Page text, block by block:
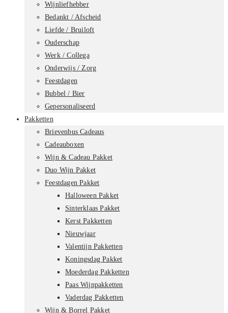
Wijnliefhebber
Bedankt / Afscheid
Liefde / Bruiloft
Ouderschap
Werk / Collega
Onderwijs / Zorg
Feestdagen
Bubbel / Bier
Gepersonaliseerd
Pakketten
Brievenbus Cadeaus
Cadeauboxen
Wijn & Cadeau Pakket
Duo Wijn Pakket
Feestdagen Pakket
Halloween Pakket
Sinterklaas Pakket
Kerst Pakketten
Nieuwjaar
Valentijn Pakketten
Koningsdag Pakket
Moederdag Pakketten
Paas Wijnpakketten
Vaderdag Pakketten
Wijn & Borrel Pakket